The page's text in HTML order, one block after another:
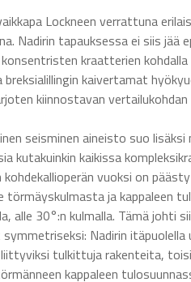
Lockneen verrattuna
Nadirin tapauksessa ei siis
konsentristen kraatterien
kaivertamat
kiinnostavan vertailukohdan
seisminen aineisto suo
kutakuinkin kaikissa
vuoksi on
törmäyskulmasta ja kappaleen
alle 30°:n kulmalla. Tämä johti
Nadirin itäpuolella
tulkittuja rakenteita,
kappaleen